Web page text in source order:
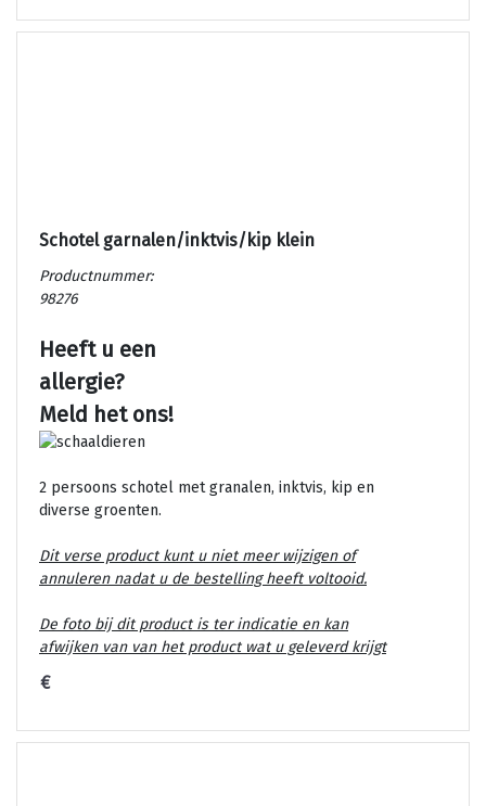
Schotel garnalen/inktvis/kip klein
Productnummer:
98276
Heeft u een
allergie?
Meld het ons!
2 persoons schotel met granalen, inktvis, kip en
diverse groenten.
Dit verse product kunt u niet meer wijzigen of
annuleren nadat u de bestelling heeft voltooid.
De foto bij dit product is ter indicatie en kan
afwijken van van het product wat u geleverd krijgt
€